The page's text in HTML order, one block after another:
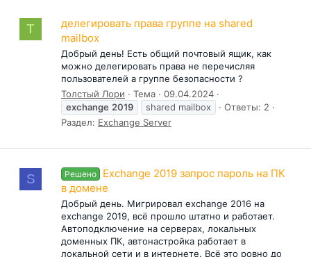
Т
делегировать права группе на shared
mailbox
Добрый день! Есть общий почтовый ящик, как
можно делегировать права не перечисляя
пользователей а группе безопасности ?
Толстый Лори
Тема
09.04.2024
exchange 2019 shared mailbox
Ответы: 2
Раздел: Exchange Server
S Решено
Exchange 2019 запрос пароль на ПК
в домене
Добрый день. Мигрировал exchange 2016 на
exchange 2019, всё прошло штатно и работает.
Автоподключение на серверах, локальных
доменных ПК, автонастройка работает в
локальной сети и в интернете. Всё это ровно до